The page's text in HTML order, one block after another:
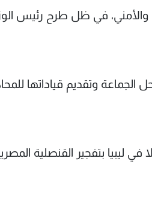
والأمني، في ظل طرح رئيس
وتقديم قياداتها
ليبيا بتفجير القنصلية